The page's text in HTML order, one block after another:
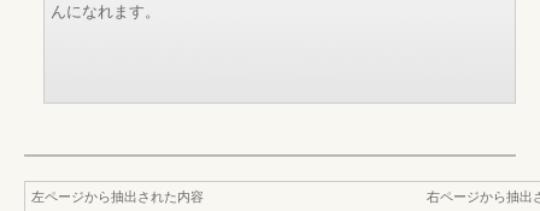
んになれます。
左ページから抽出された内容
右ページから抽出